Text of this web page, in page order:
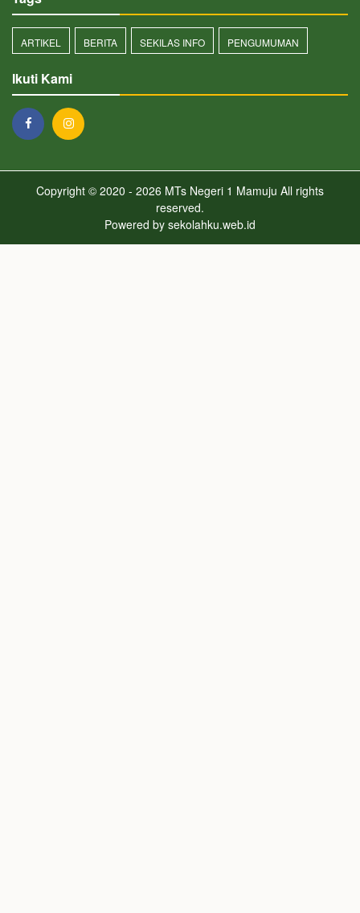
ARTIKEL BERITA SEKILAS INFO PENGUMUMAN
Ikuti Kami
Copyright © 2020 - 2026 MTs Negeri 1 Mamuju All rights
reserved.
Powered by sekolahku.web.id